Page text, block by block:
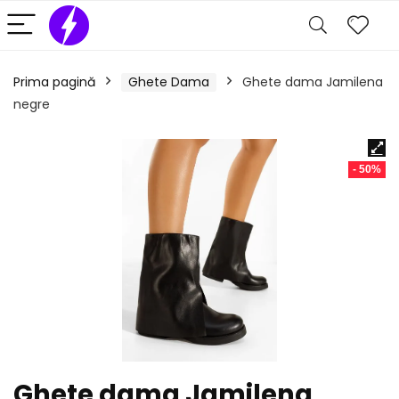
Prima pagină Ghete Dama
Ghete dama Jamilena
negre
- 50%